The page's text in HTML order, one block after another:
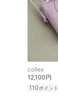
collex
12,100円
110ポイント